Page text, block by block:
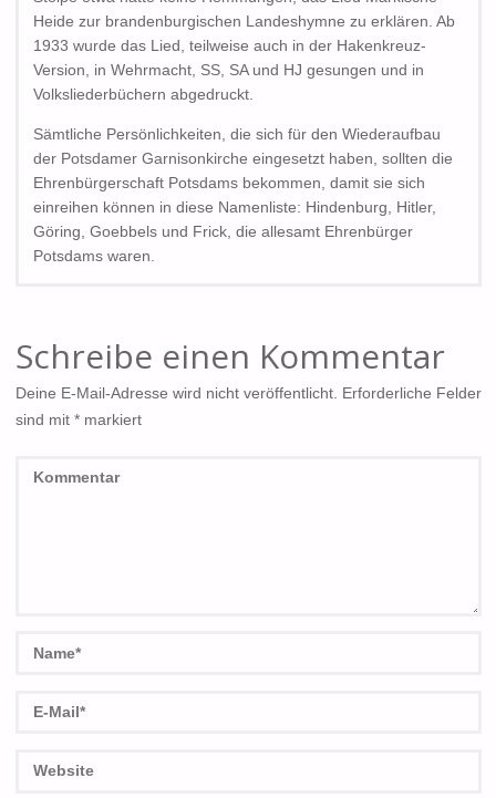
Heide zur brandenburgischen Landeshymne zu erklären. Ab
1933 wurde das Lied, teilweise auch in der Hakenkreuz-
Version, in Wehrmacht, SS, SA und HJ gesungen und in
Volksliederbüchern abgedruckt.
Sämtliche Persönlichkeiten, die sich für den Wiederaufbau
der Potsdamer Garnisonkirche eingesetzt haben, sollten die
Ehrenbürgerschaft Potsdams bekommen, damit sie sich
einreihen können in diese Namenliste: Hindenburg, Hitler,
Göring, Goebbels und Frick, die allesamt Ehrenbürger
Potsdams waren.
Schreibe einen Kommentar
Deine E-Mail-Adresse wird nicht veröffentlicht. Erforderliche Felder
sind mit *markiert